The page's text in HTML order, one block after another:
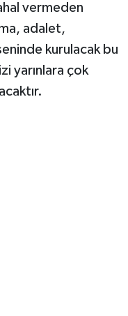
vermeden
adalet,
kurulacak bu
yarınlara çok